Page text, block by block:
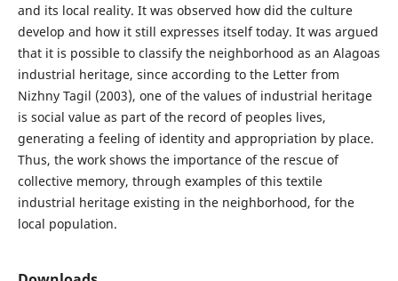
and its local reality. It was observed how did the culture
develop and how it still expresses itself today. It was argued
that it is possible to classify the neighborhood as an Alagoas
industrial heritage, since according to the Letter from
Nizhny Tagil (2003), one of the values of industrial heritage
is social value as part of the record of peoples lives,
generating a feeling of identity and appropriation by place.
Thus, the work shows the importance of the rescue of
collective memory, through examples of this textile
industrial heritage existing in the neighborhood, for the
local population.